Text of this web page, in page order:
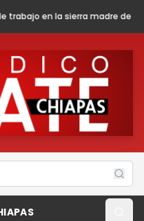
de Chiapas Sheinbaum